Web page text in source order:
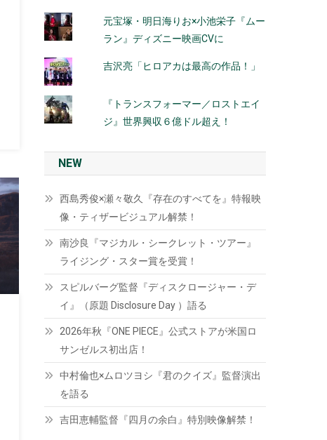
元宝塚・明日海りお×小池栄子『ムー
ラン』ディズニー映画CVに
吉沢亮「ヒロアカは最高の作品！」
『トランスフォーマー／ロストエイ
ジ』世界興収６億ドル超え！
NEW
西島秀俊×瀬々敬久『存在のすべてを』特報映
像・ティザービジュアル解禁！
南沙良『マジカル・シークレット・ツアー』
ライジング・スター賞を受賞！
スピルバーグ監督『ディスクロージャー・デ
イ』（原題 Disclosure Day ）語る
2026年秋『ONE PIECE』公式ストアが米国ロ
サンゼルス初出店！
中村倫也×ムロツヨシ『君のクイズ』監督演出
を語る
吉田恵輔監督『四月の余白』特別映像解禁！